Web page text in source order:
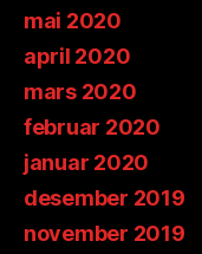
mai 2020
april 2020
mars 2020
februar 2020
januar 2020
desember 2019
november 2019